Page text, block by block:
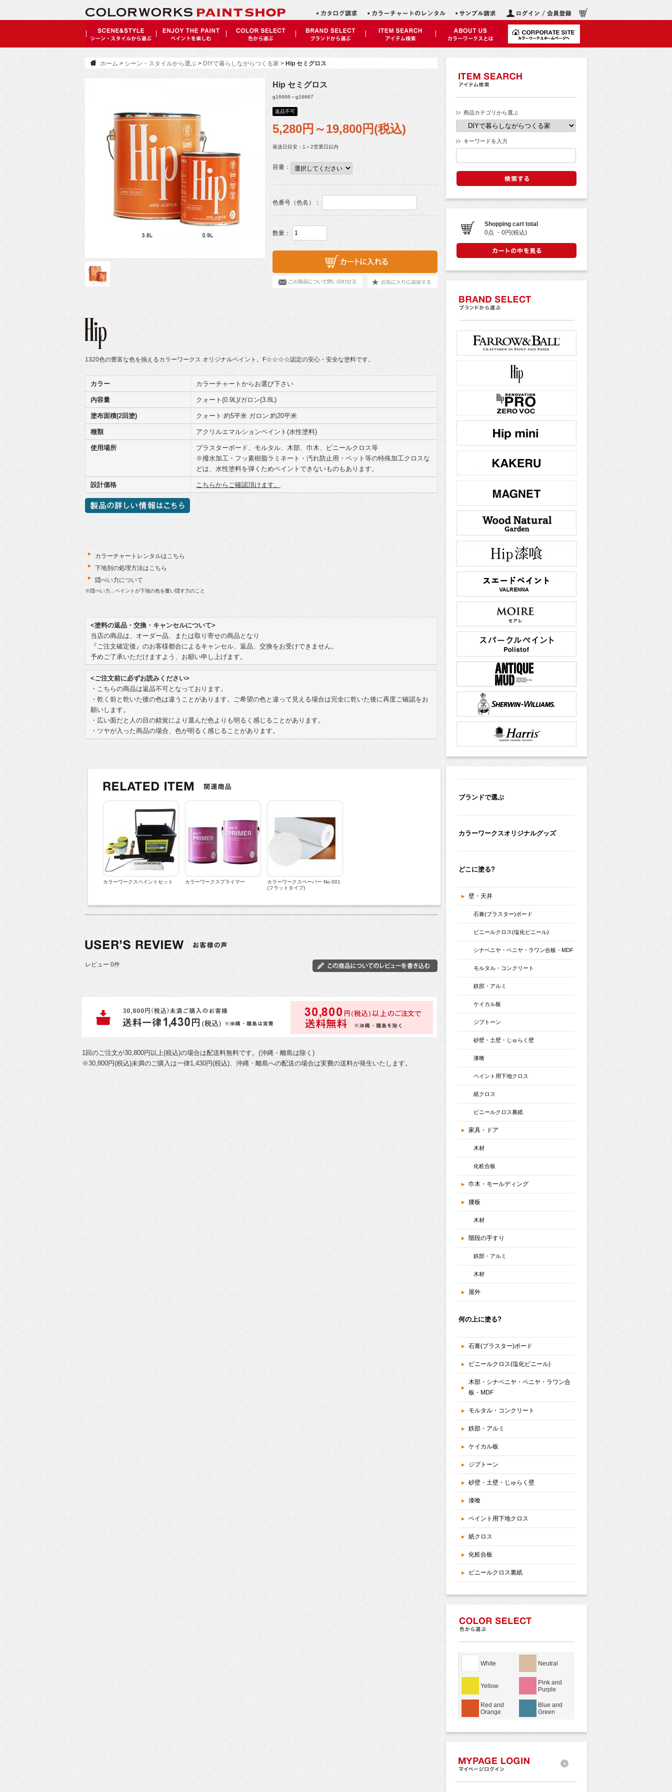
ホーム > シーン・スタイルから選ぶ > DIYで暮らしながらつくる家 > Hip セミグロス
Hip セミグロス
g16666～g16667
返品不可
5,280円～19,800円(税込)
発送日目安：1～2営業日以内
容量：
色番号（色名）：
数量：
1320色の豊富な色を揃えるカラーワークス オリジナルペイント。F☆☆☆☆認定の安心・安全な塗料です。
カラー カラーチャートからお選び下さい
内容量 クォート(0.9L)/ガロン(3.8L)
塗布面積(2回塗) クォート:約5平米 ガロン:約20平米
種類 アクリルエマルションペイント(水性塗料)
使用場所
プラスターボード、モルタル、木部、巾木、ビニールクロス等
※撥水加工・フッ素樹脂ラミネート・汚れ防止用・ペット等の特殊加工クロスな
どは、水性塗料を弾くためペイントできないものもあります。
設計価格 こちらからご確認頂けます。
カラーチャートレンタルはこちら
下地別の処理方法はこちら
隠ぺい力について
※隠ぺい力…ペイントが下地の色を覆い隠す力のこと
<塗料の返品・交換・キャンセルについて>
当店の商品は、オーダー品、または取り寄せの商品となり
『ご注文確定後』のお客様都合によるキャンセル、返品、交換をお受けできません。
予めご了承いただけますよう、お願い申し上げます。
<ご注文前に必ずお読みください>
・こちらの商品は返品不可となっております。
・乾く前と乾いた後の色は違うことがあります。ご希望の色と違って見える場合は完全に乾いた後に再度ご確認をお
願いします。
・広い面だと人の目の錯覚により選んだ色よりも明るく感じることがあります。
・ツヤが入った商品の場合、色が明るく感じることがあります。
カラーワークスペイントセット カラーワークスプライマー
カラーワークスペーパー No.001
(フラットタイプ)
レビュー 0件
1回のご注文が30,800円以上(税込)の場合は配送料無料です。(沖縄・離島は除く)
※30,800円(税込)未満のご購入は一律1,430円(税込)、沖縄・離島への配送の場合は実費の送料が発生いたします。
商品カテゴリから選ぶ
キーワードを入力
Shopping cart total
0点 ・0円(税込)
ブランドで選ぶ
カラーワークスオリジナルグッズ
どこに塗る?
壁・天井
石膏(プラスター)ボード
ビニールクロス(塩化ビニール)
シナベニヤ・ベニヤ・ラワン合板・MDF
モルタル・コンクリート
鉄部・アルミ
ケイカル板
ジプトーン
砂壁・土壁・じゅらく壁
漆喰
ペイント用下地クロス
紙クロス
ビニールクロス裏紙
家具・ドア
木材
化粧合板
巾木・モールディング
腰板
木材
階段の手すり
鉄部・アルミ
木材
屋外
何の上に塗る?
石膏(プラスター)ボード
ビニールクロス(塩化ビニール)
木部・シナベニヤ・ベニヤ・ラワン合
板・MDF
モルタル・コンクリート
鉄部・アルミ
ケイカル板
ジプトーン
砂壁・土壁・じゅらく壁
漆喰
ペイント用下地クロス
紙クロス
化粧合板
ビニールクロス裏紙
White Neutral
Yellow
Pink and
Purple
Red and
Orange
Blue and
Green